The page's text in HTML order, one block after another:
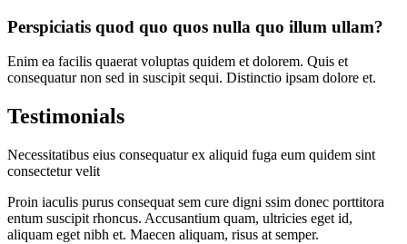
Perspiciatis quod quo quos nulla quo illum ullam?
Enim ea facilis quaerat voluptas quidem et dolorem. Quis et
consequatur non sed in suscipit sequi. Distinctio ipsam dolore et.
Testimonials
Necessitatibus eius consequatur ex aliquid fuga eum quidem sint
consectetur velit
Proin iaculis purus consequat sem cure digni ssim donec porttitora
entum suscipit rhoncus. Accusantium quam, ultricies eget id,
aliquam eget nibh et. Maecen aliquam, risus at semper.